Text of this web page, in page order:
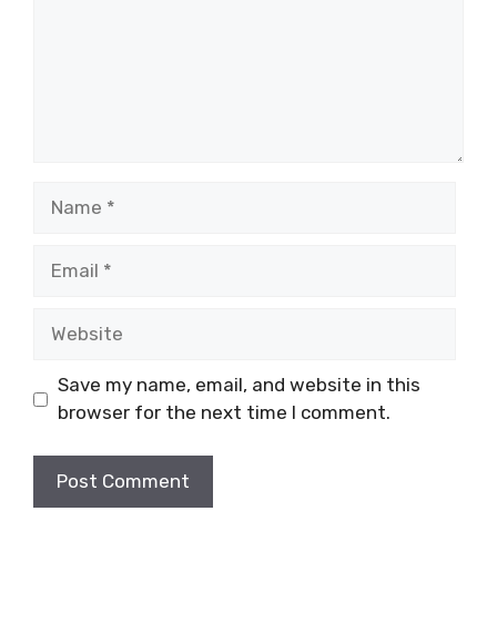
Save my name, email, and website in this
browser for the next time I comment.